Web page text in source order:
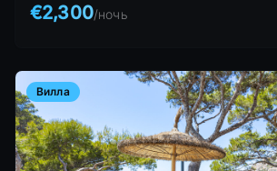
€2,300/ночь
Вилла